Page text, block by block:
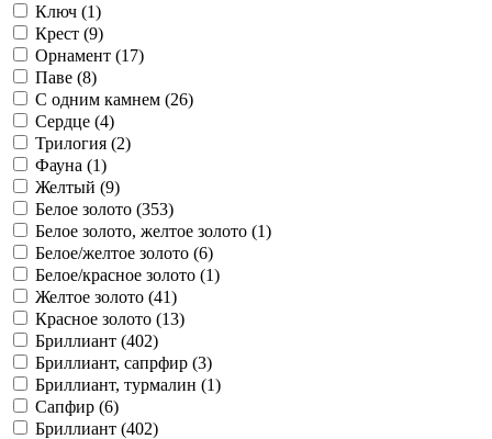
Ключ (1)
Крест (9)
Орнамент (17)
Паве (8)
С одним камнем (26)
Сердце (4)
Трилогия (2)
Фауна (1)
Желтый (9)
Белое золото (353)
Белое золото, желтое золото (1)
Белое/желтое золото (6)
Белое/красное золото (1)
Желтое золото (41)
Красное золото (13)
Бриллиант (402)
Бриллиант, сапрфир (3)
Бриллиант, турмалин (1)
Сапфир (6)
Бриллиант (402)